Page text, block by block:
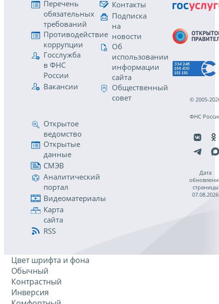
Перечень
обязательных
требований
Противодействие
коррупции
Госслужба
в ФНС
России
Вакансии
Контакты
Подписка
на
новости
Об
использовании
информации
сайта
Общественный
совет
Открытое
ведомство
Открытые
данные
СМЭВ
Аналитический
портал
Видеоматериалы
Карта
сайта
RSS
© 2005-
ФНС
Дата
страницы
07.08.2026
Цвет шрифта и фона
Обычный
Контрастный
Инверсия